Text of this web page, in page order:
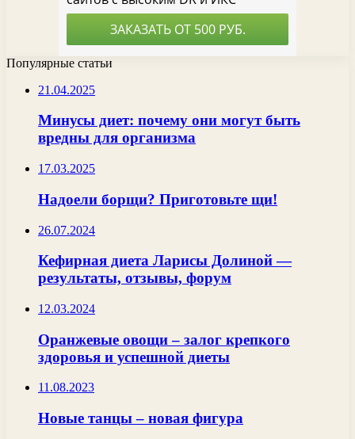
Популярные статьи
21.04.2025
Минусы диет: почему они могут быть
вредны для организма
17.03.2025
Надоели борщи? Приготовьте щи!
26.07.2024
Кефирная диета Ларисы Долиной —
результаты, отзывы, форум
12.03.2024
Оранжевые овощи – залог крепкого
здоровья и успешной диеты
11.08.2023
Новые танцы – новая фигура